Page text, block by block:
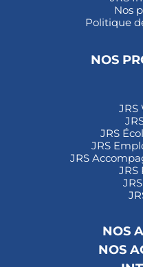
Nos
Politique
NOS
JRS
JRS
JRS
JRS
JRS
NOS
NOS